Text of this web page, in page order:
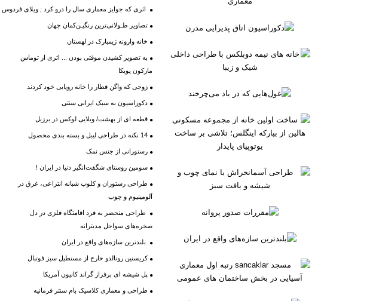
اثری که جوایز معماری سال را درو کرد ; ویلای فردوس
تصاویر طـولانی‌ترین رنگیـن‌کمان جهان
خانه وارونه ژیمبارک در لهستان
به تصویر کشیدن موقتی بودن ... اثری از توماس
مارکون پویکا
زوجی که واگن قطار را خانه رویایی خود کردند
دکوراسیون به سبک ایرانی سنتی
قطعه ای از بهشت/ ویلایی لوکس در برزیل
14 نکته در طراحی لیبل و بسته بندی محصول
رستورانی از جنس نمک
سومین روستای شگفت‌انگیز دنیا در ایران !
طراحی رستوران و کلوپ شبانه انتزاعی، غرق در
آلومینیوم و چوب
طراحی منحصر به فرد اقامتگاه فلزی در دل
صخره‌های سواحل مدیترانه
بلندترین سازه‌های واقع در ایران
کریستین رونالدو خارج از مستطیل سبز فوتبال
پل شیشه ای برفراز گراند کانیون آمریکا
طراحی و معماری کلاسیک بام سنتر فرمانیه